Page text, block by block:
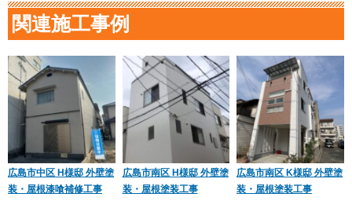
関連施工事例
広島市中区 H様邸 外壁塗
装・屋根漆喰補修工事
広島市南区 H様邸 外壁塗
装・屋根塗装工事
広島市南区 K様邸 外壁塗
装・屋根塗装工事